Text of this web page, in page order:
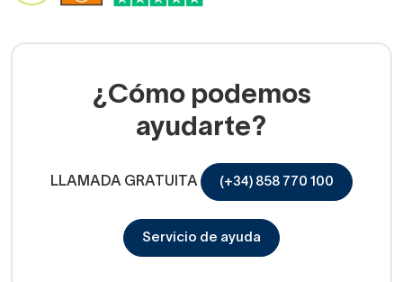
¿Cómo podemos
ayudarte?
LLAMADA GRATUITA (+34) 858 770 100
Servicio de ayuda